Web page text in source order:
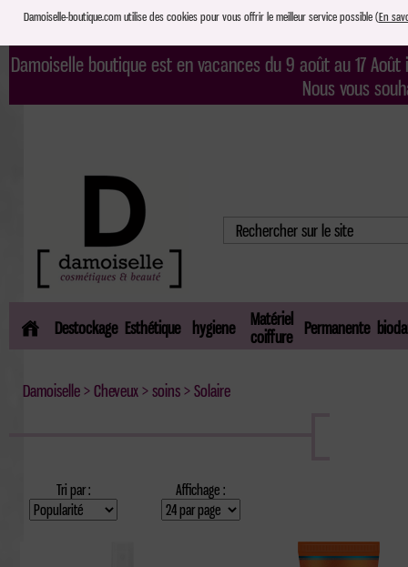
Damoiselle-boutique.com utilise des cookies pour vous offrir le meilleur service possible (En
Damoiselle boutique est en vacances du 9 août au 17
Nous vous
Destockage Esthétique hygiene
Matériel
coiffure
Permanente
Damoiselle>Cheveux>soins> Solaire
Tri par : Affichage :